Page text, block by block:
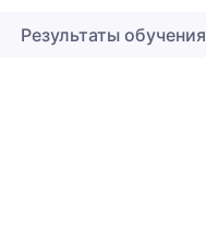
Результаты обучения